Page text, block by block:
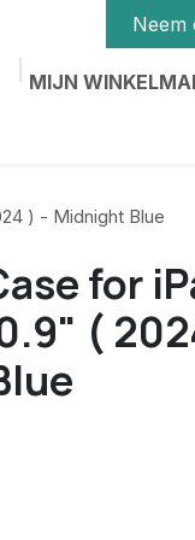
Neem
MIJN
) - Midnight Blue
for
(